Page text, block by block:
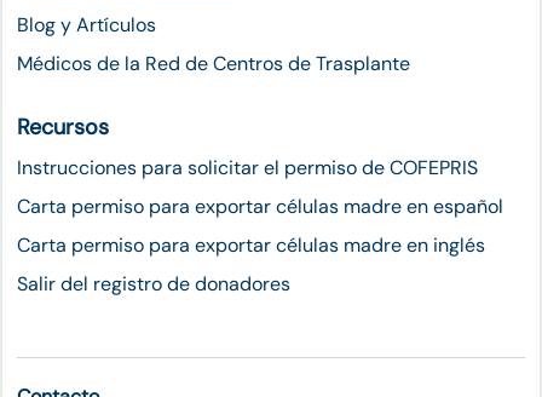
Blog y Artículos
Médicos de la Red de Centros de Trasplante
Recursos
Instrucciones para solicitar el permiso de COFEPRIS
Carta permiso para exportar células madre en español
Carta permiso para exportar células madre en inglés
Salir del registro de donadores